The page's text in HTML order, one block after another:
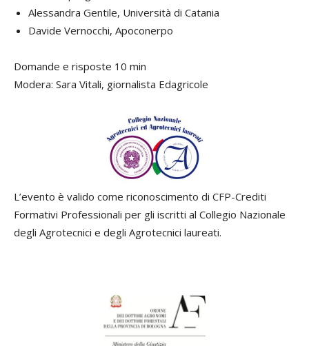
Alessandra Gentile, Università di Catania
Davide Vernocchi, Apoconerpo
Domande e risposte 10 min
Modera: Sara Vitali, giornalista Edagricole
L’evento è valido come riconoscimento di CFP-Crediti
Formativi Professionali per gli iscritti al Collegio Nazionale
degli Agrotecnici e degli Agrotecnici laureati.